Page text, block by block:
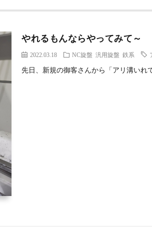
やれるもんならやってみて～
2022.03.18 NC旋盤 汎用旋盤 鉄系
先日、新規の御客さんから「アリ溝いれ